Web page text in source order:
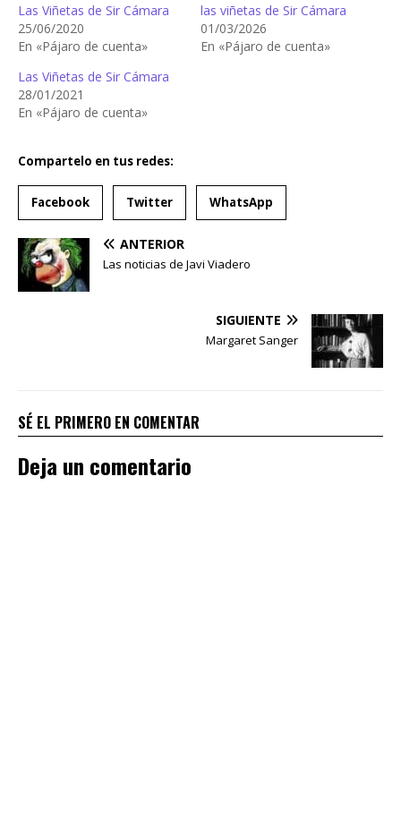
Las Viñetas de Sir Cámara
25/06/2020
En «Pájaro de cuenta»
las viñetas de Sir Cámara
01/03/2026
En «Pájaro de cuenta»
Las Viñetas de Sir Cámara
28/01/2021
En «Pájaro de cuenta»
Compartelo en tus redes:
Facebook Twitter WhatsApp
ANTERIOR
Las noticias de Javi Viadero
SIGUIENTE
Margaret Sanger
SÉ EL PRIMERO EN COMENTAR
Deja un comentario